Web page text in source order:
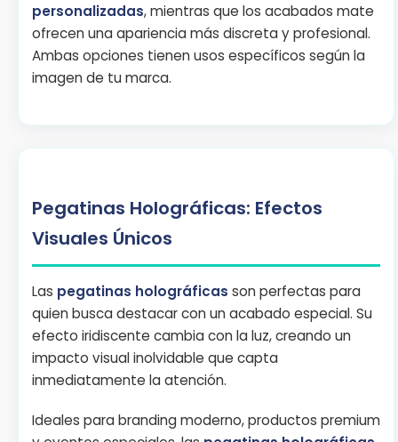
personalizadas, mientras que los acabados mate
ofrecen una apariencia más discreta y profesional.
Ambas opciones tienen usos específicos según la
imagen de tu marca.
Pegatinas Holográficas: Efectos
Visuales Únicos
Las pegatinas holográficas son perfectas para
quien busca destacar con un acabado especial. Su
efecto iridiscente cambia con la luz, creando un
impacto visual inolvidable que capta
inmediatamente la atención.
Ideales para branding moderno, productos premium